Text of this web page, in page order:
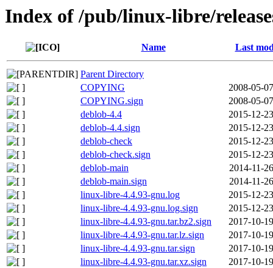
Index of /pub/linux-libre/
Name Last
Parent Directory
COPYING
2008-05-
COPYING.sign
2008-05-
deblob-4.4
2015-12-
deblob-4.4.sign
2015-12-
deblob-check
2015-12-
deblob-check.sign
2015-12-
deblob-main
2014-11-
deblob-main.sign
2014-11-
linux-libre-4.4.93-gnu.log
2015-12-
linux-libre-4.4.93-gnu.log.sign
2015-12-
linux-libre-4.4.93-gnu.tar.bz2.sign
2017-10-
linux-libre-4.4.93-gnu.tar.lz.sign
2017-10-
linux-libre-4.4.93-gnu.tar.sign
2017-10-
linux-libre-4.4.93-gnu.tar.xz.sign
2017-10-